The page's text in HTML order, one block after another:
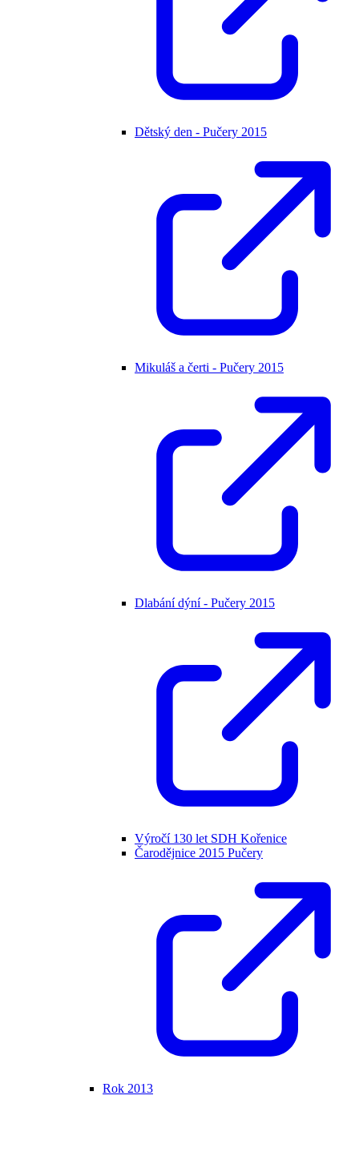
Dětský den - Pučery 2015
Mikuláš a čerti - Pučery 2015
Dlabání dýní - Pučery 2015
Výročí 130 let SDH Kořenice
Čarodějnice 2015 Pučery
Rok 2013